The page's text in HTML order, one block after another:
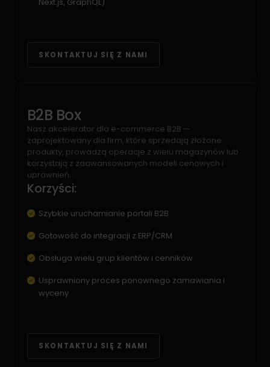
SKONTAKTUJ SIĘ Z NAMI
B2B Box
Nasz akcelerator dla e-commerce B2B —
zaprojektowany dla firm, które sprzedają złożone
produkty, prowadzą operacje z wielu magazynów lub
korzystają z zaawansowanych modeli cenowych i
uprawnień.
Korzyści:
Szybkie uruchamianie portali B2B
Gotowość do integracji z ERP/CRM
Obsługa wielu grup klientów i cenników
Usprawniony proces ponownego zamawiania i
wyceny
SKONTAKTUJ SIĘ Z NAMI